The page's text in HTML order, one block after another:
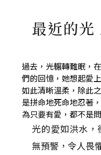
最近的
過去，光輾轉難眠，
們的回憶，她想起愛
如此清晰溫柔，除此
是拼命地死命地忍著
為只要有愛，都不是
光的愛如洪水
無預警，令人畏